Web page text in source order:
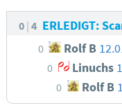
0 4 ERLEDIGT:
0 Rolf B
0 Linuchs
0 Rolf B